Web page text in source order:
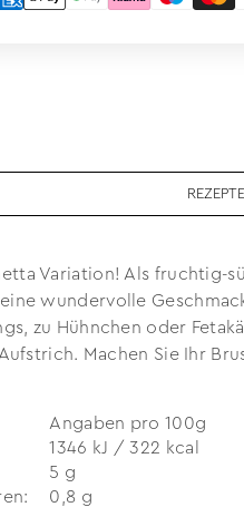
REZEPTE
Variation! Als fruchtig-
wundervolle
zu Hühnchen oder
Machen Sie Ihr
Angaben pro 100g
1346 kJ / 322 kcal
5 g
0,8 g